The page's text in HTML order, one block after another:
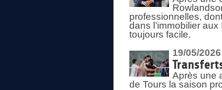
professionnelles,
dans l’immobilier
toujours facile.
19/05/2026
Après une
de Tours la saison